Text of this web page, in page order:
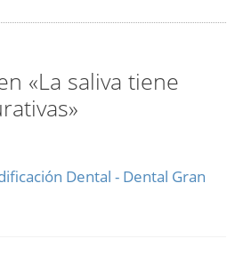
«La saliva tiene
Dental - Dental Gran